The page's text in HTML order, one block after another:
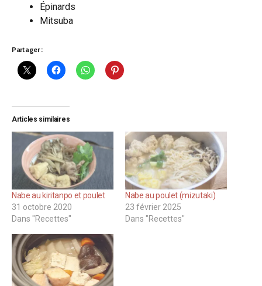
Épinards
Mitsuba
Partager :
Articles similaires
Nabe au kiritanpo et poulet
31 octobre 2020
Dans "Recettes"
Nabe au poulet (mizutaki)
23 février 2025
Dans "Recettes"